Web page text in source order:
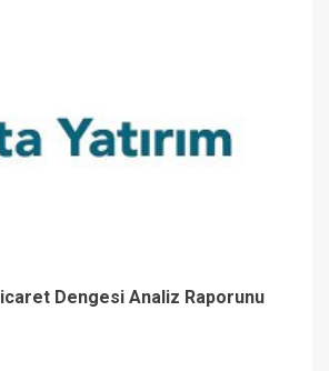
Dengesi Analiz Raporunu